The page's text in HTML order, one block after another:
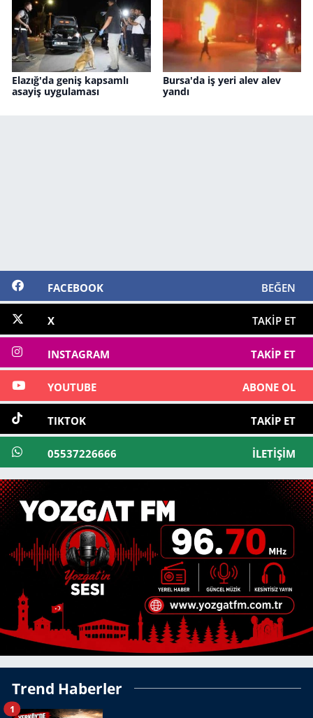
Elazığ'da geniş kapsamlı
asayiş uygulaması
Bursa'da iş yeri alev alev
yandı
FACEBOOK BEĞEN
X TAKIP ET
INSTAGRAM TAKIP ET
YOUTUBE ABONE OL
TIKTOK TAKIP ET
05537226666 İLETIŞIM
Trend Haberler
1